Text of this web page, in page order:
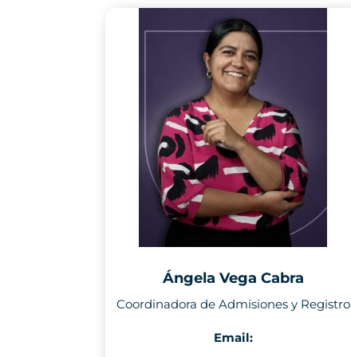
Ángela Vega Cabra
Coordinadora de Admisiones y Registro
Email: